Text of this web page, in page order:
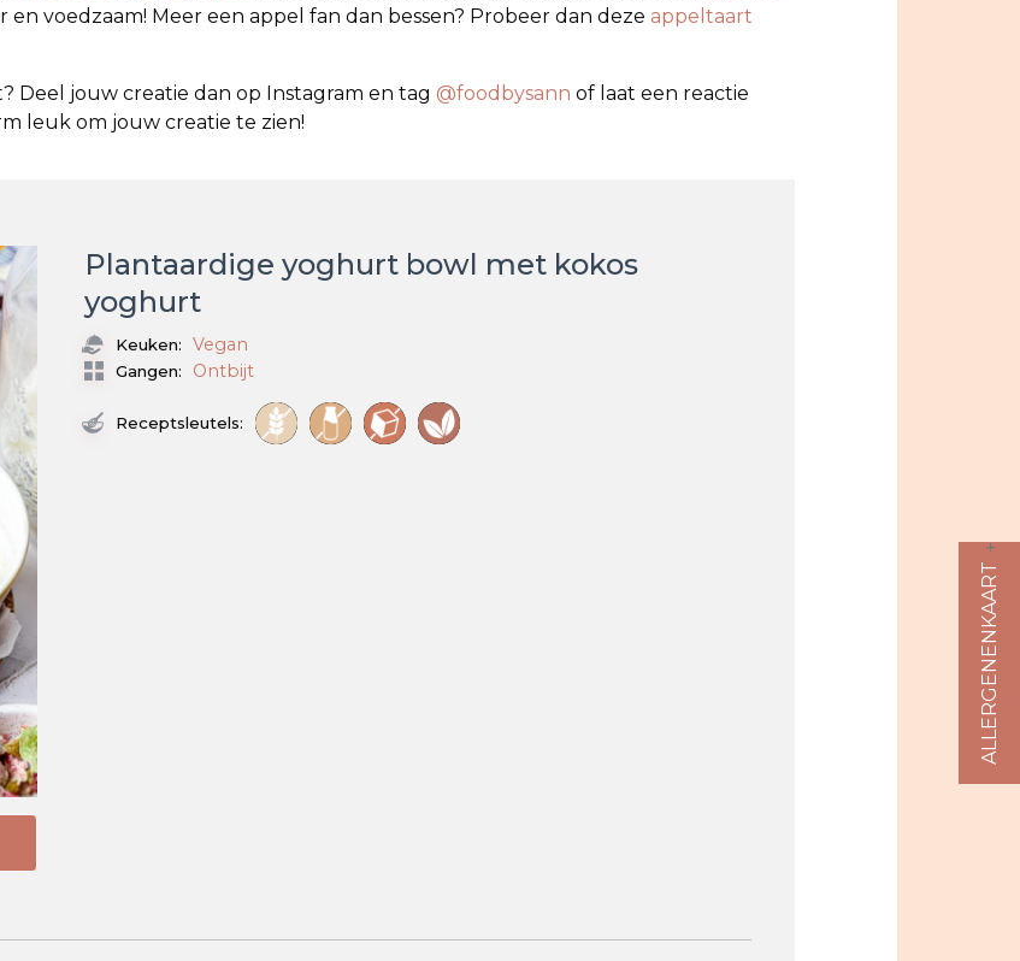
ALLERGENENKAART
en voedzaam! Meer een appel fan dan bessen? Probeer dan deze appeltaart
Deel jouw creatie dan op Instagram en tag @foodbysann of laat een reactie
leuk om jouw creatie te zien!
Plantaardige yoghurt bowl met kokos
yoghurt
Keuken: Vegan
Gangen: Ontbijt
Receptsleutels: